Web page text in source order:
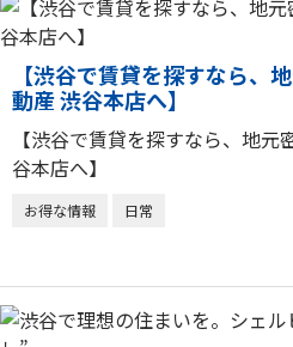
【渋谷で賃貸を探すなら、
動産 渋谷本店へ】
【渋谷で賃貸を探すなら、地
谷本店へ】
お得な情報 日常